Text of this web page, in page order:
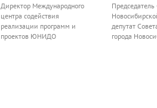
Директор Международного
центра содействия
реализации программ и
проектов ЮНИДО
депутат
города